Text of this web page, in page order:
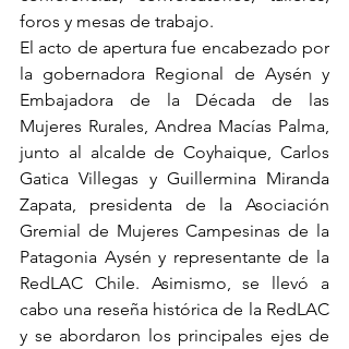
foros y mesas de trabajo.
El acto de apertura fue encabezado por
la gobernadora Regional de Aysén y
Embajadora de la Década de las
Mujeres Rurales, Andrea Macías Palma,
junto al alcalde de Coyhaique, Carlos
Gatica Villegas y Guillermina Miranda
Zapata, presidenta de la Asociación
Gremial de Mujeres Campesinas de la
Patagonia Aysén y representante de la
RedLAC Chile. Asimismo, se llevó a
cabo una reseña histórica de la RedLAC
y se abordaron los principales ejes de